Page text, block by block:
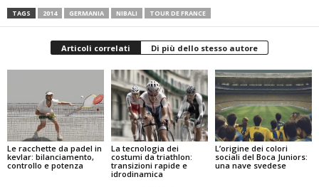
TAGS 2014 GERMANIA NIBALI TOUR DE FRANCE
Articoli correlati Di più dello stesso autore
Le racchette da padel in
kevlar: bilanciamento,
controllo e potenza
La tecnologia dei
costumi da triathlon:
transizioni rapide e
idrodinamica
L’origine dei colori
sociali del Boca Juniors:
una nave svedese